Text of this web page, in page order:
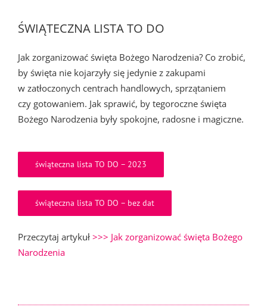
ŚWIĄTECZNA LISTA TO DO
Jak zorganizować święta Bożego Narodzenia? Co zrobić,
by święta nie kojarzyły się jedynie z zakupami
w zatłoczonych centrach handlowych, sprzątaniem
czy gotowaniem. Jak sprawić, by tegoroczne święta
Bożego Narodzenia były spokojne, radosne i magiczne.
świąteczna lista TO DO – 2023
świąteczna lista TO DO – bez dat
Przeczytaj artykuł >>> Jak zorganizować święta Bożego
Narodzenia